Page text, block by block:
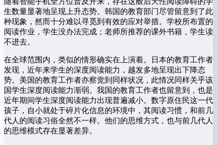
生数量显著地呈现上升态势。韩国的教育部门尽管留意到了此
种现象，然而十分难以寻觅到有效的应对举措。学校所布置的
阅读作业，学生没办法完成；老师所推荐的课外书籍，学生读
不进去。
在全球范围内，类似的情形确实在上演着。日本的教育工作者
发现，近年来学生的深度阅读能力，越发多地呈现出下降态
势。美国的教育工作者亦察觉到同样状况，此情况同样关乎该
国学生深度阅读能力渐弱。我国的教育工作者也留意到，也是
近年期间学生深度阅读能力出现普遍减小。数字原住民这一代
孩子，自小就处于碎片化信息的环境中，其阅读习惯，和前几
代人的阅读习俗全然不一样。他们的思维方式，也与前几代人
的思维模式存在显著差异。